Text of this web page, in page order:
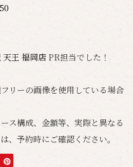
天王 福岡店 PR担当でした！
リーの画像を使用している場合
ス構成、金額等、実際と異なる
、予約時にご確認ください。